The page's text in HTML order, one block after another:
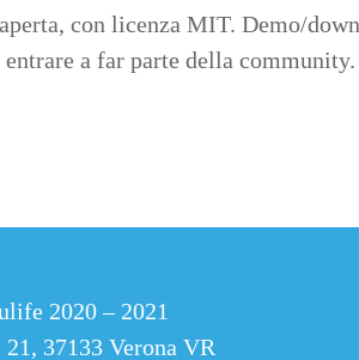
con licenza MIT. Demo/
a far parte della community.
2020 – 2021
37133 Verona VR